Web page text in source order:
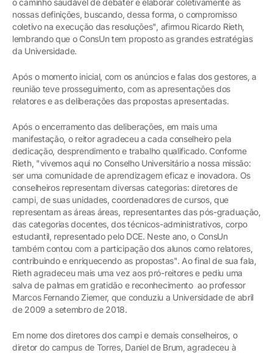
nossas definições, buscando, dessa forma, o compromisso
coletivo na execução das resoluções", afirmou Ricardo Rieth,
lembrando que o ConsUn tem proposto as grandes estratégias
da Universidade.
Após o momento inicial, com os anúncios e falas dos gestores, a
reunião teve prosseguimento, com as apresentações dos
relatores e as deliberações das propostas apresentadas.
Após o encerramento das deliberações, em mais uma
manifestação, o reitor agradeceu a cada conselheiro pela
dedicação, desprendimento e trabalho qualificado. Conforme
Rieth, "vivemos aqui no Conselho Universitário a nossa missão:
ser uma comunidade de aprendizagem eficaz e inovadora. Os
conselheiros representam diversas categorias: diretores de
campi, de suas unidades, coordenadores de cursos, que
representam as áreas áreas, representantes das pós-graduação,
das categorias docentes, dos técnicos-administrativos, corpo
estudantil, representado pelo DCE. Neste ano, o ConsUn
também contou com a participação dos alunos como relatores,
contribuindo e enriquecendo as propostas". Ao final de sua fala,
Rieth agradeceu mais uma vez aos pró-reitores e pediu uma
salva de palmas em gratidão e reconhecimento ao professor
Marcos Fernando Ziemer, que conduziu a Universidade de abril
de 2009 a setembro de 2018.
Em nome dos diretores dos campi e demais conselheiros, o
diretor do campus de Torres, Daniel de Brum, agradeceu à